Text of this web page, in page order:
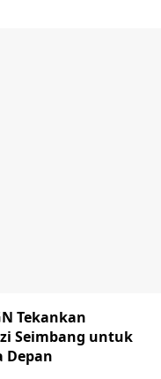
Tekankan
Seimbang untuk
Depan